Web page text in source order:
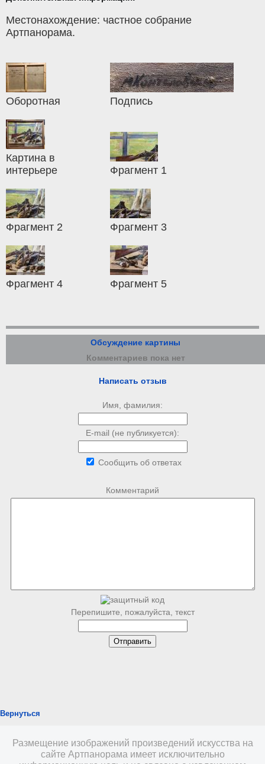
Местонахождение: частное собрание
Артпанорама.
Оборотная Подпись
Картина в
интерьере
Фрагмент 1
Фрагмент 2 Фрагмент 3
Фрагмент 4 Фрагмент 5
Обсуждение картины
Комментариев пока нет
Написать отзыв
Имя, фамилия:
E-mail (не публикуется):
Сообщить об ответах
Комментарий
Перепишите, пожалуйста, текст
Вернуться
Размещение изображений произведений искусства на
сайте Артпанорама имеет исключительно